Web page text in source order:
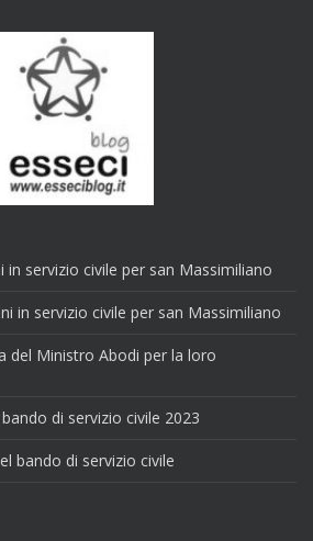
in servizio civile per san Massimiliano
in servizio civile per san Massimiliano
del Ministro Abodi per la loro
di servizio civile 2023
bando di servizio civile